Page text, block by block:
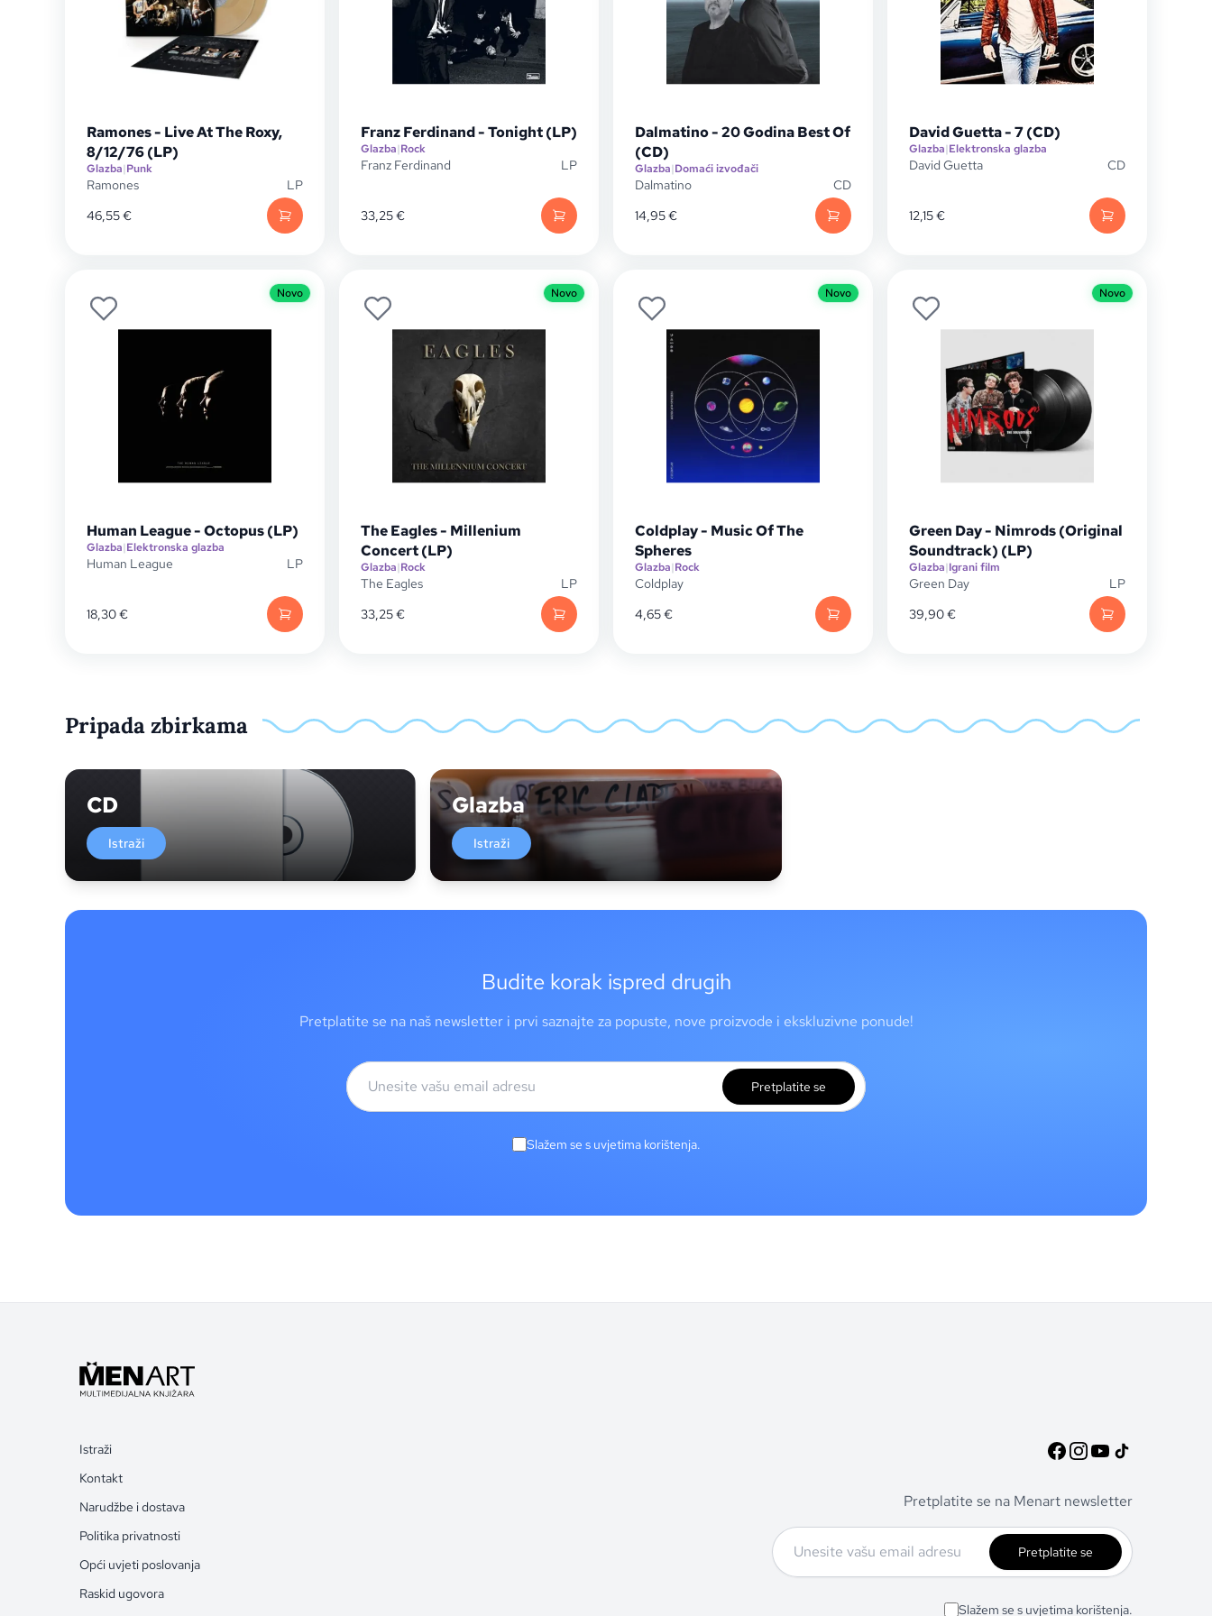
Ramones - Live At The Roxy,
8/12/76 (LP)
Glazba|Punk
Ramones
LP
46,55€
Franz Ferdinand - Tonight (LP)
Glazba|Rock
Franz Ferdinand LP
33,25€
Dalmatino - 20 Godina Best Of
(CD)
Glazba|Domaći izvođači
Dalmatino
CD
14,95€
David Guetta - 7 (CD)
Glazba|Elektronska glazba
David Guetta CD
12,15€
Novo
Human League - Octopus (LP)
Glazba|Elektronska glazba
Human League LP
18,30€
Novo
The Eagles - Millenium
Concert (LP)
Glazba|Rock
The Eagles
LP
33,25€
Novo
Coldplay - Music Of The
Spheres
Glazba|Rock
Coldplay
4,65€
Novo
Green Day - Nimrods (Original
Soundtrack) (LP)
Glazba|Igrani film
Green Day
LP
39,90€
Pripada zbirkama
CD
Istraži
Glazba
Istraži
Budite korak ispred drugih
Pretplatite se na naš newsletter i prvi saznajte za popuste, nove proizvode i ekskluzivne ponude!
Pretplatite se
Slažem se s uvjetima korištenja.
Istraži
Kontakt
Narudžbe i dostava
Politika privatnosti
Opći uvjeti poslovanja
Raskid ugovora
Pretplatite se na Menart newsletter
Pretplatite se
Slažem se s uvjetima korištenja.